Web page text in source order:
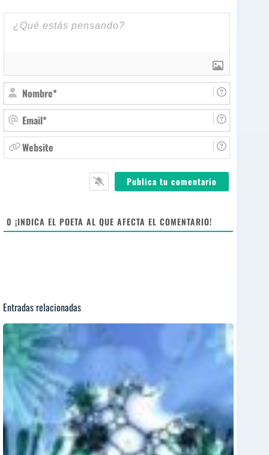
N
o
m
b
r
E
m
a
ie
0 ¡INDICA EL POETA AL QUE AFECTA EL COMENTARIO!
Entradas relacionadas